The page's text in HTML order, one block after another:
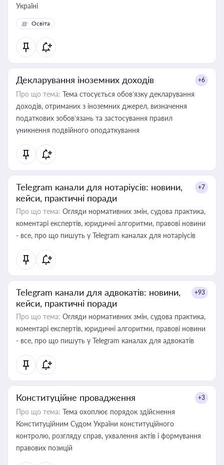
Україні
Освіта
Декларування іноземних доходів +6
Про що тема: Тема стосується обов’язку декларування
доходів, отриманих з іноземних джерел, визначення
податкових зобов’язань та застосування правил
уникнення подвійного оподаткування
Telegram канали для нотаріусів: новини,
кейси, практичні поради
+7
Про що тема: Огляди нормативних змін, судова практика,
коментарі експертів, юридичні алгоритми, правові новини
- все, про що пишуть у Telegram каналах для нотаріусів
Telegram канали для адвокатів: новини,
кейси, практичні поради
+93
Про що тема: Огляди нормативних змін, судова практика,
коментарі експертів, юридичні алгоритми, правові новини
- все, про що пишуть у Telegram каналах для адвокатів
Конституційне провадження +3
Про що тема: Тема охоплює порядок здійснення
Конституційним Судом України конституційного
контролю, розгляду справ, ухвалення актів і формування
правових позицій